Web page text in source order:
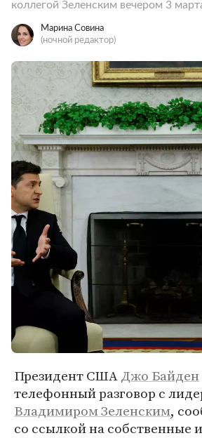
коллегой Зеленским вечером 3
Марина Совина
(ночной редактор)
Президент СШАДжо Байден
телефонный разговор с
Владимиром Зеленским,
со ссылкой на собственные